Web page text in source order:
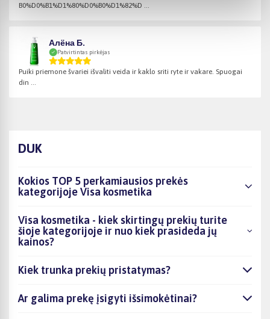
B0%D0%B1%D1%80%D0%B0%D1%82%D ...
Алёна Б.
Patvirtintas pirkėjas
Puiki priemone švariei išvaliti veida ir kaklo sriti ryte ir vakare. Spuogai
din ...
DUK
Kokios TOP 5 perkamiausios prekės
kategorijoje Visa kosmetika
Visa kosmetika - kiek skirtingų prekių turite
šioje kategorijoje ir nuo kiek prasideda jų
kainos?
Kiek trunka prekių pristatymas?
Ar galima prekę įsigyti išsimokėtinai?